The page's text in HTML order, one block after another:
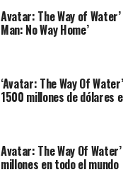
Avatar: The Way of
Man: No Way Home’
‘Avatar: The Way Of
1500 millones de dólares
Avatar: The Way Of
millones en todo el mundo